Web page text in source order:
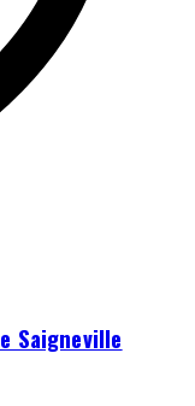
Saigneville